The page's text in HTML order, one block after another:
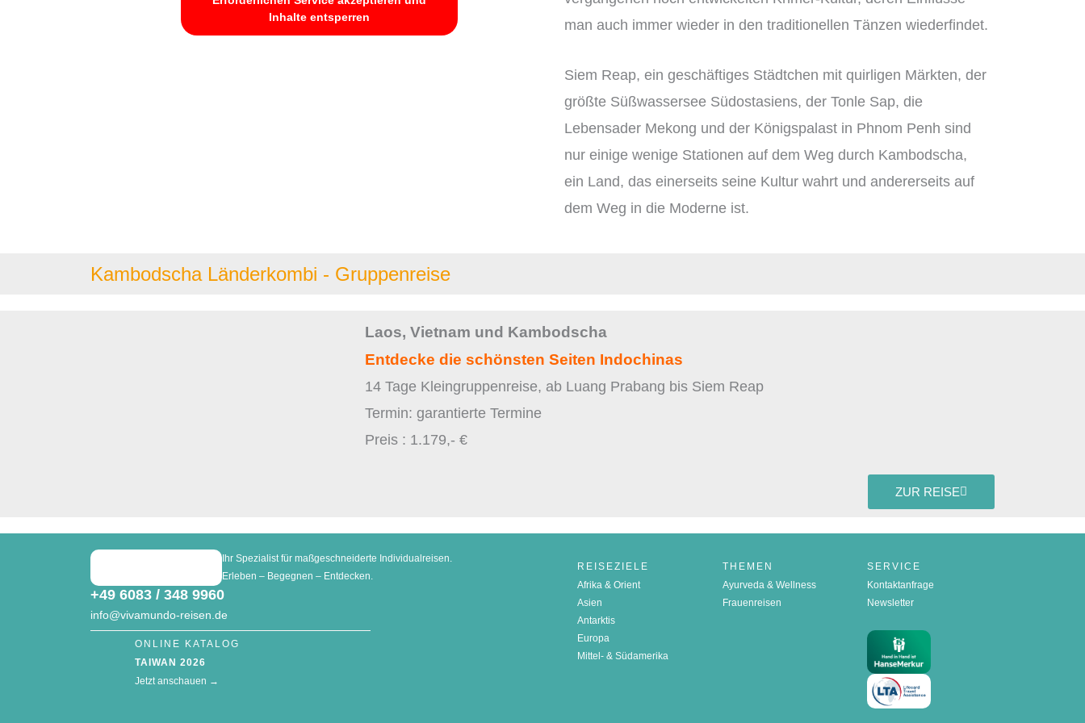
Inhalte entsperren
man auch immer wieder in den traditionellen Tänzen wiederfindet.
Siem Reap, ein geschäftiges Städtchen mit quirligen Märkten, der
größte Süßwassersee Südostasiens, der Tonle Sap, die
Lebensader Mekong und der Königspalast in Phnom Penh sind
nur einige wenige Stationen auf dem Weg durch Kambodscha,
ein Land, das einerseits seine Kultur wahrt und andererseits auf
dem Weg in die Moderne ist.
Kambodscha Länderkombi - Gruppenreise
Laos, Vietnam und Kambodscha
Entdecke die schönsten Seiten Indochinas
14 Tage Kleingruppenreise, ab Luang Prabang bis Siem Reap
Termin: garantierte Termine
Preis : 1.179,- €
ZUR REISE
Ihr Spezialist für maßgeschneiderte Individualreisen.
Erleben – Begegnen – Entdecken.
+49 6083 / 348 9960
info@vivamundo-reisen.de
ONLINE KATALOG
TAIWAN 2026
Jetzt anschauen →
REISEZIELE
Afrika & Orient
Asien
Antarktis
Europa
Mittel- & Südamerika
THEMEN
Ayurveda & Wellness
Frauenreisen
SERVICE
Kontaktanfrage
Newsletter